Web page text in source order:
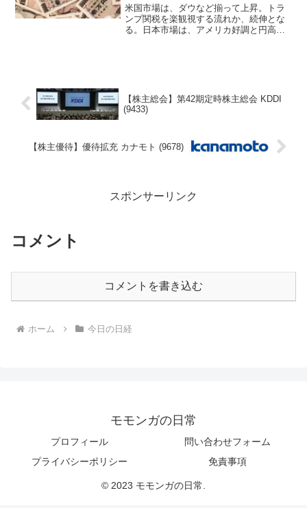
米国市場は、ダウなど揃って上昇。トラ
ンプ関税を楽観視する流れか、続伸とな
る。日本市場は、アメリカ好調と円高傾
【株主総会】第42期定時株主総会 KDDI
(9433)
【株主優待】優待拡充 カナモト (9678)
スポンサーリンク
コメント
コメントを書き込む
ホーム 今日の日経
モモンガの日常
プロフィール
問い合わせフォーム
プライバシーポリシー
免責事項
© 2023 モモンガの日常.